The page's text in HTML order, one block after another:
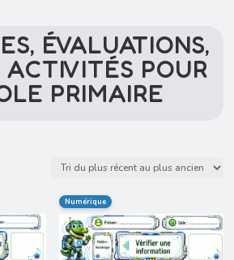
ÉVALUATIONS,
POUR
PRIMAIRE
Numérique